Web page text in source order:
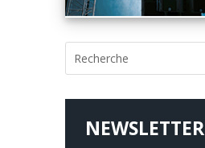
NEWSLETTER